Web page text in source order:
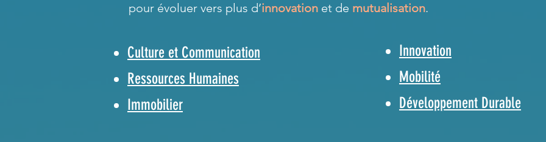
pour évoluer vers plus d’innovation et de mutualisation.
Culture et Communication
Ressources Humaines
Immobilier
Innovation
Mobilité
Développement Durable